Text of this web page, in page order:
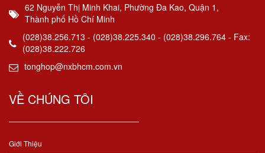
62 Nguyễn Thị Minh Khai, Phường Đa Kao, Quận 1,
Thành phố Hồ Chí Minh
(028)38.256.713 - (028)38.225.340 - (028)38.296.764 - Fax:
(028)38.222.726
tonghop@nxbhcm.com.vn
VỀ CHÚNG TÔI
Giới Thiệu